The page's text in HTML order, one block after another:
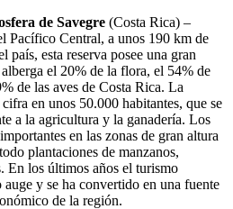
de Savegre (Costa Rica) –
Pacífico Central, a unos 190 km de
país, esta reserva posee una gran
el 20% de la flora, el 54% de
de las aves de Costa Rica. La
en unos 50.000 habitantes, que se
a la agricultura y la ganadería. Los
en las zonas de gran altura
plantaciones de manzanos,
En los últimos años el turismo
y se ha convertido en una fuente
de la región.